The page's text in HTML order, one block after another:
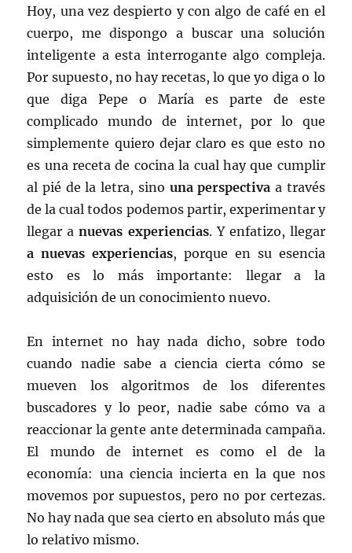
Hoy, una vez despierto y con algo de café en el
cuerpo, me dispongo a buscar una solución
inteligente a esta interrogante algo compleja.
Por supuesto, no hay recetas, lo que yo diga o lo
que diga Pepe o María es parte de este
complicado mundo de internet, por lo que
simplemente quiero dejar claro es que esto no
es una receta de cocina la cual hay que cumplir
al pié de la letra, sino una perspectiva a través
de la cual todos podemos partir, experimentar y
llegar anuevas experiencias. Y enfatizo, llegar
a nuevas experiencias, porque en su esencia
esto es lo más importante: llegar a la
adquisición de un conocimiento nuevo.
En internet no hay nada dicho, sobre todo
cuando nadie sabe a ciencia cierta cómo se
mueven los algoritmos de los diferentes
buscadores y lo peor, nadie sabe cómo va a
reaccionar la gente ante determinada campaña.
El mundo de internet es como el de la
economía: una ciencia incierta en la que nos
movemos por supuestos, pero no por certezas.
No hay nada que sea cierto en absoluto más que
lo relativo mismo.